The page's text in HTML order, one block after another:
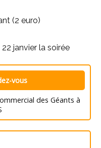
(2 euro)
janvier la soirée
vous
des Géants à